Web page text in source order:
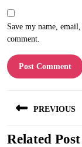
Save my name,
comment.
navigation
PREVIOUS
Previous
Related Post